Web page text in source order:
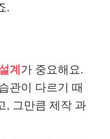
.
계 가 중요해요.
관이 다르기 때
, 그만큼 제작 과